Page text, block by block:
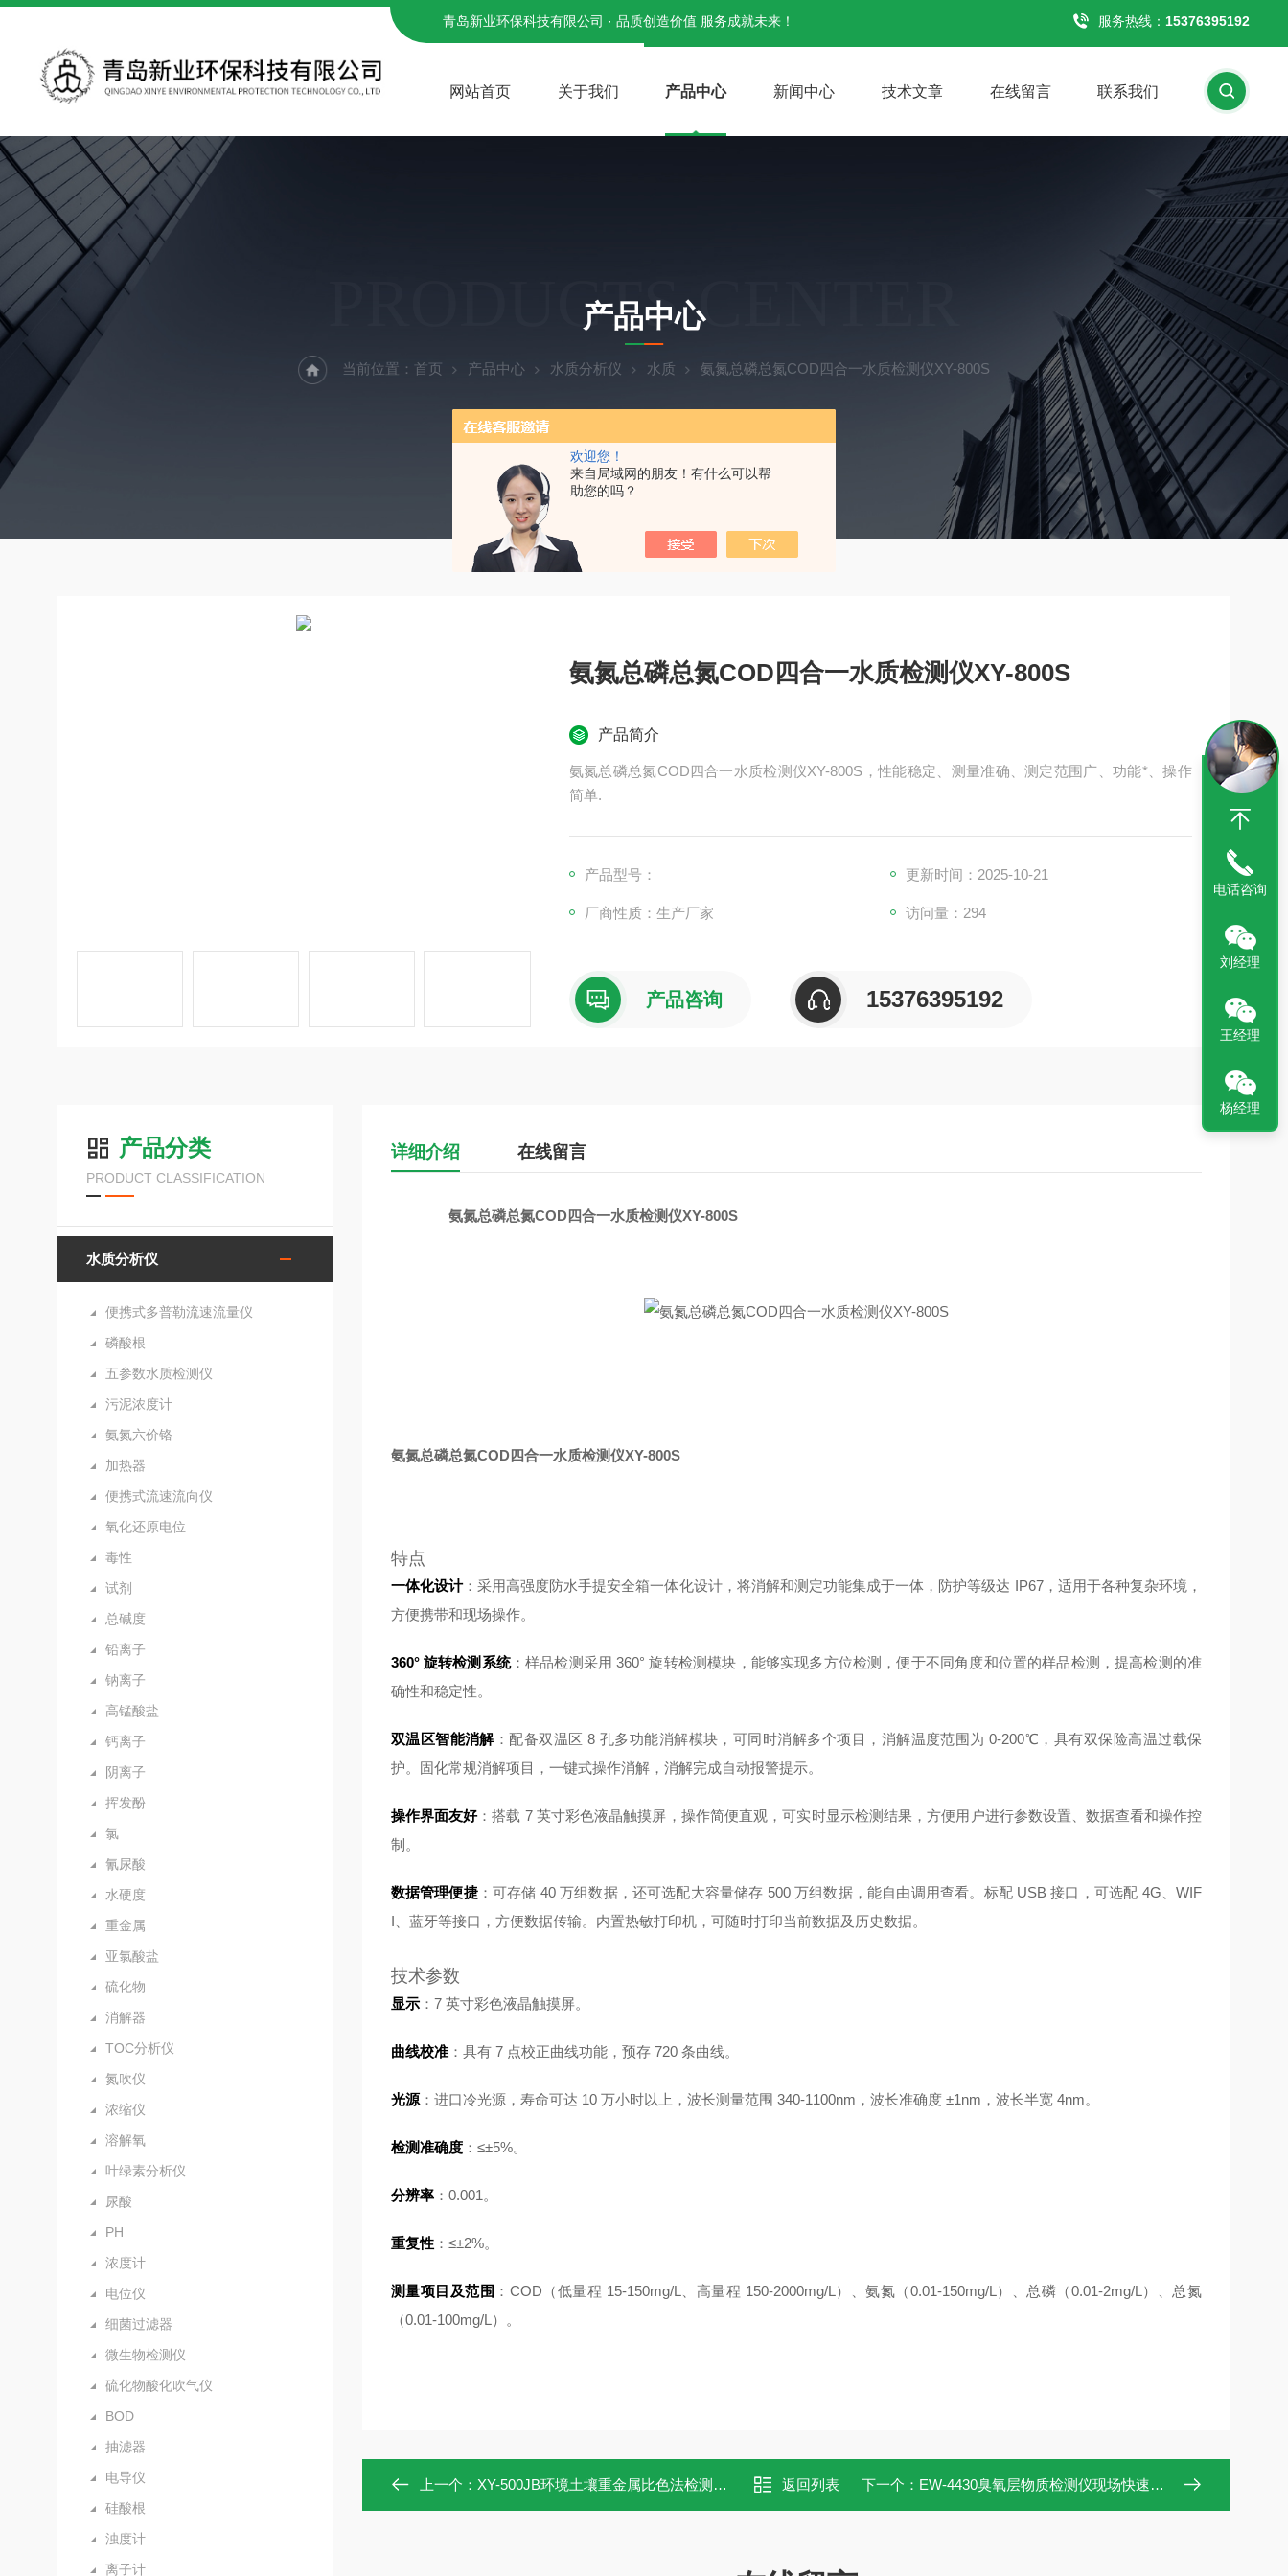
欢迎您！
来自局域网的朋友！有什么可以帮
助您的吗？
青岛新业环保科技有限公司 · 品质创造价值 服务成就未来！ 服务热线： 15376395192
网站首页 关于我们 产品中心 新闻中心 技术文章 在线留言 联系我们
PRODUCTS CENTER
产品中心
当前位置： 首页 产品中心 水质分析仪 水质 氨氮总磷总氮COD四合一水质检测仪XY-800S
氨氮总磷总氮COD四合一水质检测仪XY-800S
产品简介
氨氮总磷总氮COD四合一水质检测仪XY-800S，性能稳定、测量准确、测定范围广、功能*、操作
简单.
产品型号： 更新时间：2025-10-21
厂商性质：生产厂家 访问量：294
产品咨询 15376395192
产品分类
PRODUCT CLASSIFICATION
水质分析仪
便携式多普勒流速流量仪
磷酸根
五参数水质检测仪
污泥浓度计
氨氮六价铬
加热器
便携式流速流向仪
氧化还原电位
毒性
试剂
总碱度
铅离子
钠离子
高锰酸盐
钙离子
阴离子
挥发酚
氯
氰尿酸
水硬度
重金属
亚氯酸盐
硫化物
消解器
TOC分析仪
氮吹仪
浓缩仪
溶解氧
叶绿素分析仪
尿酸
PH
浓度计
电位仪
细菌过滤器
微生物检测仪
硫化物酸化吹气仪
BOD
抽滤器
电导仪
硅酸根
浊度计
离子计
详细介绍 在线留言
氨氮总磷总氮COD四合一水质检测仪XY-800S
氨氮总磷总氮COD四合一水质检测仪XY-800S
特点
一体化设计：采用高强度防水手提安全箱一体化设计，将消解和测定功能集成于一体，防护等级达 IP67，适用于各种复杂环境，
方便携带和现场操作。
360° 旋转检测系统：样品检测采用 360° 旋转检测模块，能够实现多方位检测，便于不同角度和位置的样品检测，提高检测的准
确性和稳定性。
双温区智能消解：配备双温区 8 孔多功能消解模块，可同时消解多个项目，消解温度范围为 0-200℃，具有双保险高温过载保
护。固化常规消解项目，一键式操作消解，消解完成自动报警提示。
操作界面友好：搭载 7 英寸彩色液晶触摸屏，操作简便直观，可实时显示检测结果，方便用户进行参数设置、数据查看和操作控
制。
数据管理便捷：可存储 40 万组数据，还可选配大容量储存 500 万组数据，能自由调用查看。标配 USB 接口，可选配 4G、WIF
I、蓝牙等接口，方便数据传输。内置热敏打印机，可随时打印当前数据及历史数据。
技术参数
显示：7 英寸彩色液晶触摸屏。
曲线校准：具有 7 点校正曲线功能，预存 720 条曲线。
光源：进口冷光源，寿命可达 10 万小时以上，波长测量范围 340-1100nm，波长准确度 ±1nm，波长半宽 4nm。
检测准确度：≤±5%。
分辨率：0.001。
重复性：≤±2%。
测量项目及范围 ：COD（低量程 15-150mg/L、高量程 150-2000mg/L）、氨氮（0.01-150mg/L）、总磷（0.01-2mg/L）、总氮
（0.01-100mg/L）。
上一个： XY-500JB环境土壤重金属比色法检测箱 快检试剂包 返回列表 下一个： EW-4430臭氧层物质检测仪现场快速分析
电话咨询
刘经理
王经理
杨经理